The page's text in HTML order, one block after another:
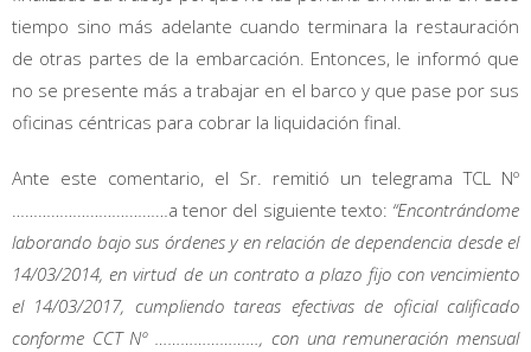
tiempo sino más adelante cuando terminara la restauración
de otras partes de la embarcación. Entonces, le informó que
no se presente más a trabajar en el barco y que pase por sus
oficinas céntricas para cobrar la liquidación final.
Ante este comentario, el Sr. remitió un telegrama TCL Nº
………………………………a tenor del siguiente texto: “Encontrándome
laborando bajo sus órdenes y en relación de dependencia desde el
14/03/2014, en virtud de un contrato a plazo fijo con vencimiento
el 14/03/2017, cumpliendo tareas efectivas de oficial calificado
conforme CCT Nº ……………………, con una remuneración mensual